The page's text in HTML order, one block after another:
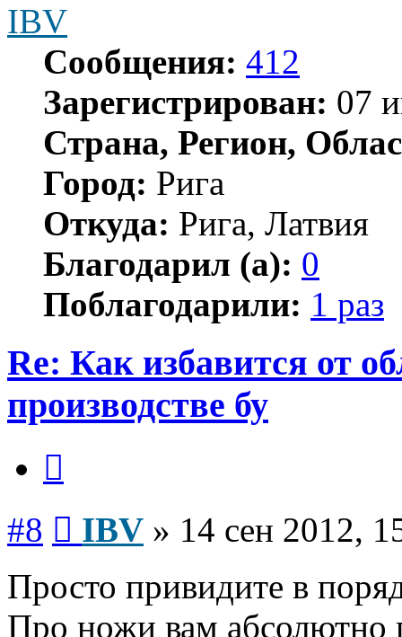
IBV
Сообщения: 412
Зарегистрирован: 07
Страна, Регион,
Город: Рига
Откуда: Рига, Латвия
Благодарил (а): 0
Поблагодарили: 1 раз
Re: Как избавится от
производстве бу
#8 IBV » 14 сен 2012,
Просто привидите в
Про ножи вам абсолютно